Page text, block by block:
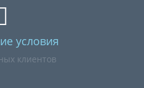
условия
клиентов